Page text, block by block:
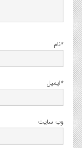
نام*
ایمیل*
وب‌ سایت